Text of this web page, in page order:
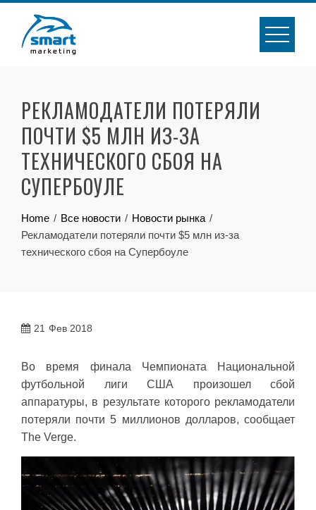
content
РЕКЛАМОДАТЕЛИ ПОТЕРЯЛИ
ПОЧТИ $5 МЛН ИЗ-ЗА
ТЕХНИЧЕСКОГО СБОЯ НА
СУПЕРБОУЛЕ
Home Все новости
Новости рынка
Рекламодатели потеряли почти $5 млн из-за
технического сбоя на Супербоуле
21 Фев 2018
Во время финала Чемпионата Национальной
футбольной лиги США произошел сбой
аппаратуры, в результате которого рекламодатели
потеряли почти 5 миллионов долларов, сообщает
The Verge.